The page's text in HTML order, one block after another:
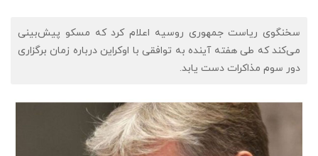
سخنگوی ریاست جمهوری روسیه اعلام کرد که مسکو پیش‌بینی
می‌کند که طی هفته آینده به توافقی با اوکراین درباره زمان برگزاری
دور سوم مذاکرات دست یابد.